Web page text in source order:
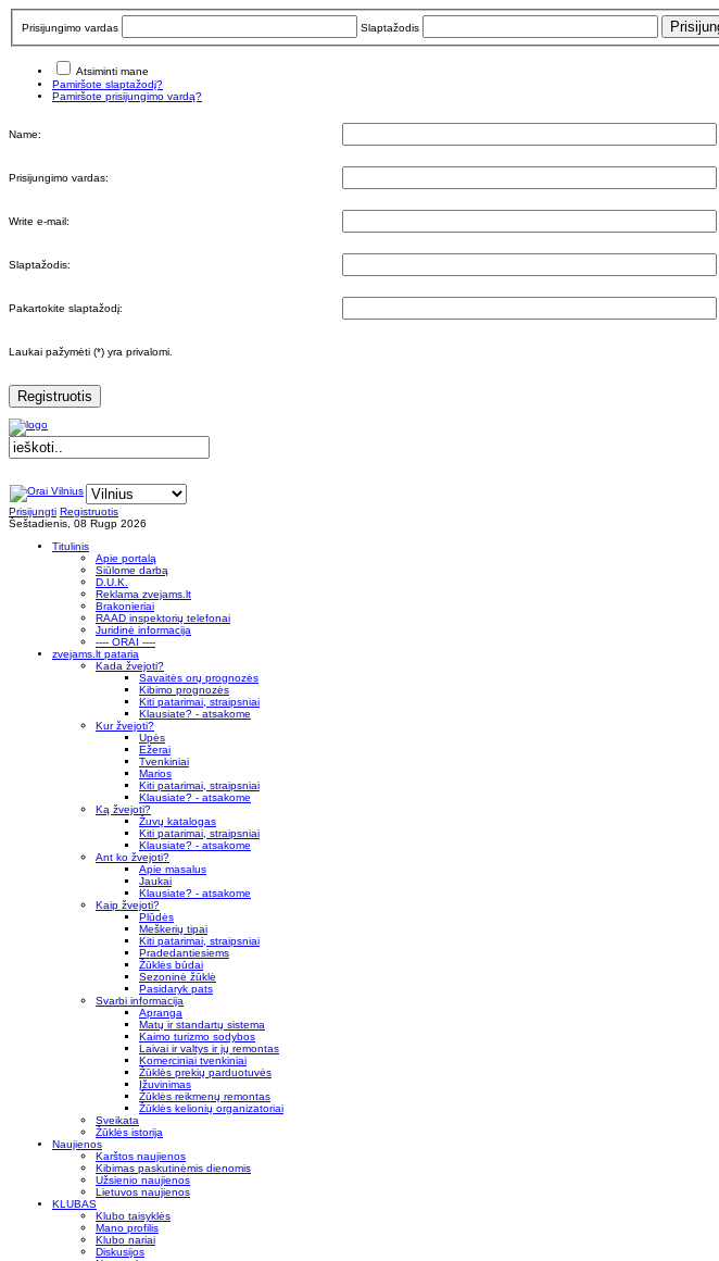
Prisijungimo vardas Slaptažodis
Atsiminti mane
Pamiršote slaptažodį?
Pamiršote prisijungimo vardą?
Name:
Prisijungimo vardas:
Write e-mail:
Slaptažodis:
Pakartokite slaptažodį:
Laukai pažymėti (*) yra privalomi.
Registruotis
Prisijungti Registruotis
Šeštadienis, 08 Rugp 2026
Titulinis
Apie portalą
Siūlome darbą
D.U.K.
Reklama zvejams.lt
Brakonieriai
RAAD inspektorių telefonai
Juridinė informacija
---- ORAI ----
zvejams.lt pataria
Kada žvejoti?
Savaitės orų prognozės
Kibimo prognozės
Kiti patarimai, straipsniai
Klausiate? - atsakome
Kur žvejoti?
Upės
Ežerai
Tvenkiniai
Marios
Kiti patarimai, straipsniai
Klausiate? - atsakome
Ką žvejoti?
Žuvų katalogas
Kiti patarimai, straipsniai
Klausiate? - atsakome
Ant ko žvejoti?
Apie masalus
Jaukai
Klausiate? - atsakome
Kaip žvejoti?
Plūdės
Meškerių tipai
Kiti patarimai, straipsniai
Pradedantiesiems
Žūklės būdai
Sezoninė žūklė
Pasidaryk pats
Svarbi informacija
Apranga
Matų ir standartų sistema
Kaimo turizmo sodybos
Laivai ir valtys ir jų remontas
Komerciniai tvenkiniai
Žūklės prekių parduotuvės
Įžuvinimas
Žūklės reikmenų remontas
Žūklės kelionių organizatoriai
Sveikata
Žūklės istorija
Naujienos
Karštos naujienos
Kibimas paskutinėmis dienomis
Užsienio naujienos
Lietuvos naujienos
KLUBAS
Klubo taisyklės
Mano profilis
Klubo nariai
Diskusijos